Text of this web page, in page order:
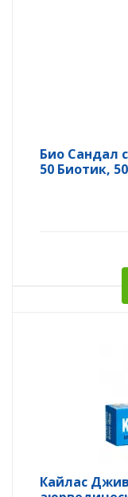
Био Сандал
50 Биотик,
Кайлас